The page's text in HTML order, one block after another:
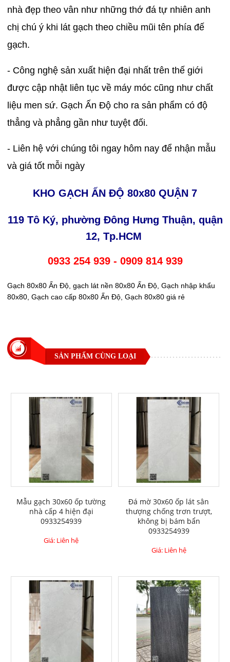
nhà đẹp theo vân như những thớ đá tự nhiên anh
chị chú ý khi lát gạch theo chiều mũi tên phía đế
gạch.
- Công nghệ sản xuất hiện đại nhất trên thế giới
được cập nhật liên tục về máy móc cũng như chất
liệu men sứ. Gạch Ấn Độ cho ra sản phẩm có độ
thẳng và phẳng gần như tuyệt đối.
- Liên hệ với chúng tôi ngay hôm nay để nhận mẫu
và giá tốt mỗi ngày
KHO GẠCH ẤN ĐỘ 80x80 QUẬN 7
119 Tô Ký, phường Đông Hưng Thuận, quận
12, Tp.HCM
0933 254 939 - 0909 814 939
Gạch 80x80 Ấn Độ, gạch lát nền 80x80 Ấn Độ, Gạch nhập khẩu
80x80, Gạch cao cấp 80x80 Ấn Độ, Gạch 80x80 giá rẻ
SẢN PHẨM CÙNG LOẠI
Mẫu gạch 30x60 ốp tường
nhà cấp 4 hiện đại
0933254939
Giá: Liên hệ
Đá mờ 30x60 ốp lát sân
thượng chống trơn trượt,
không bị bám bẩn
0933254939
Giá: Liên hệ